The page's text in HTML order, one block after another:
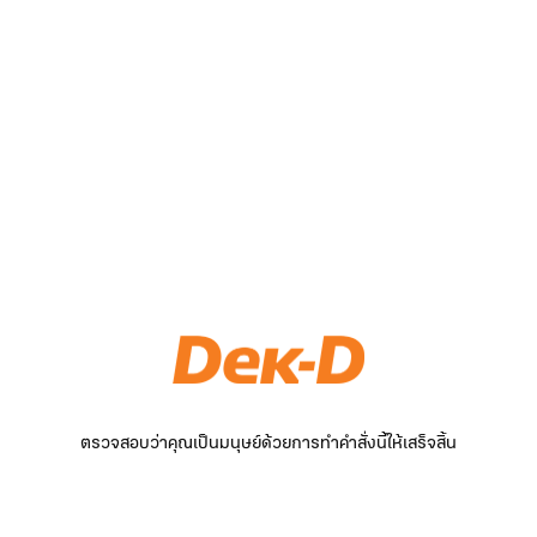
ตรวจสอบว่าคุณเป็นมนุษย์ด้วยการทำคำสั่งนี้ให้เสร็จสิ้น